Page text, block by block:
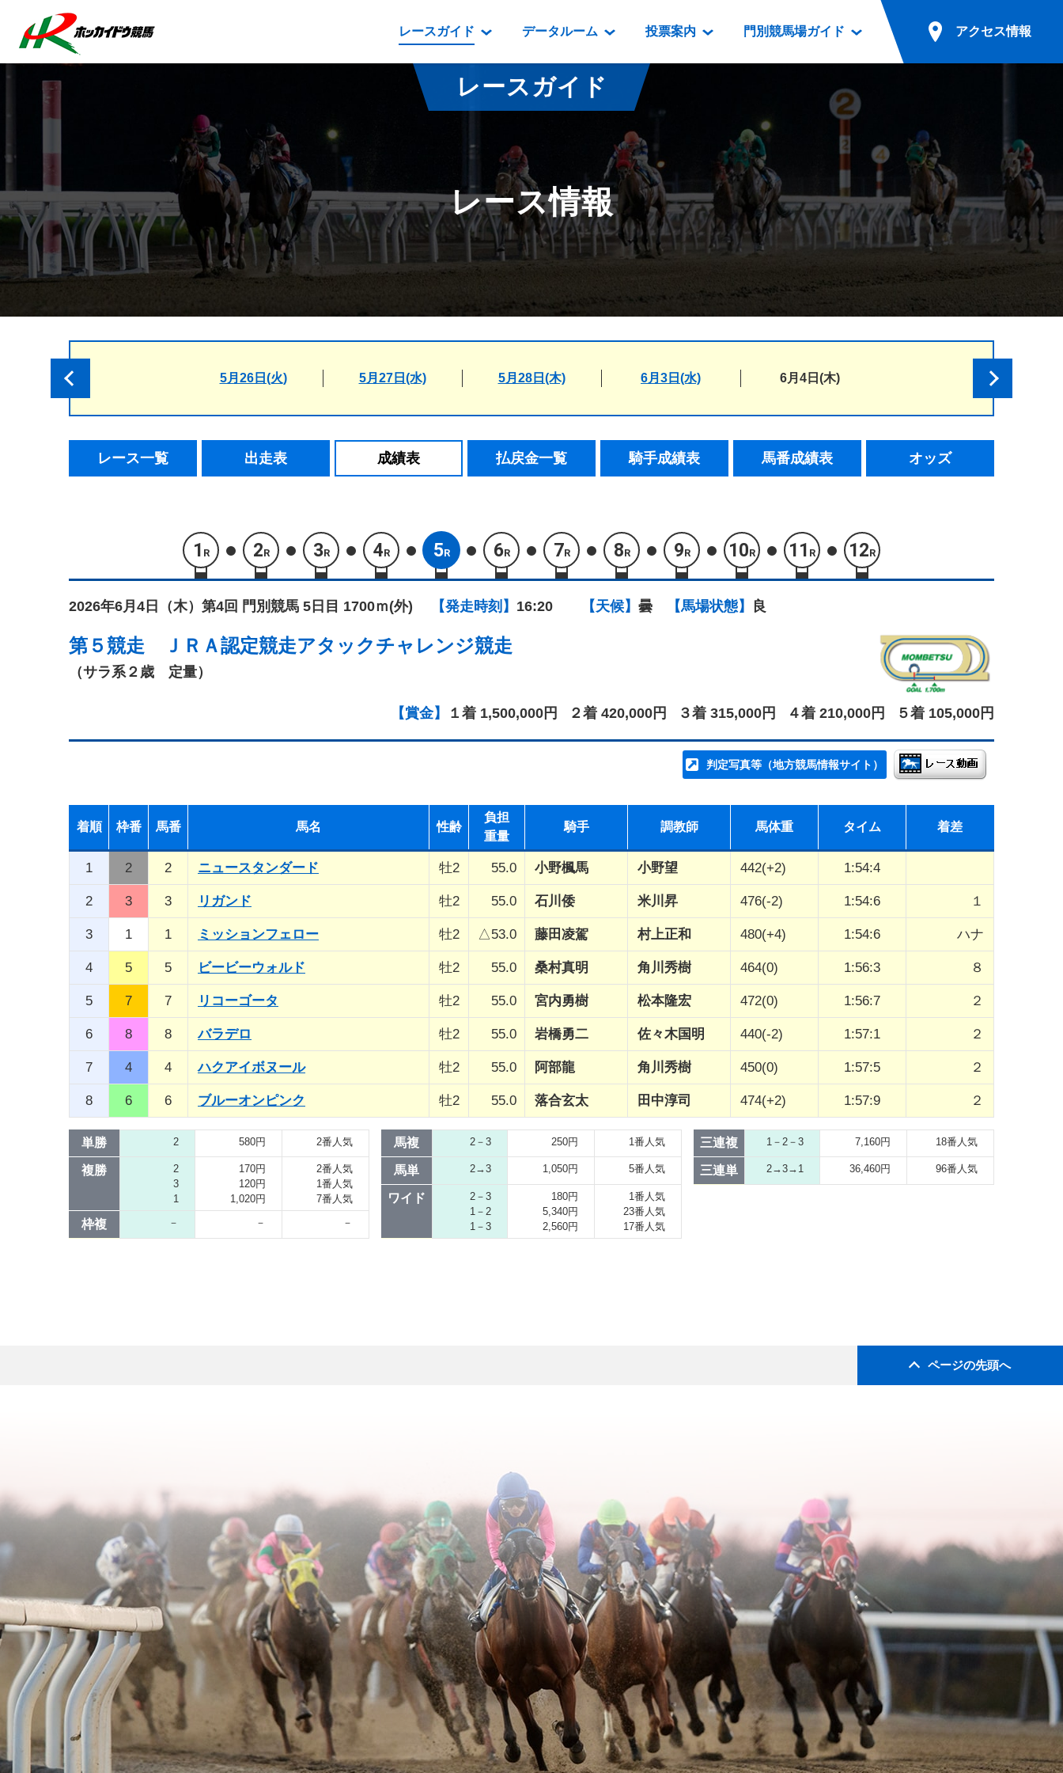
レースガイド
レース情報
払戻金一覧
騎手成績表
馬番成績表
オッズ
番組・級別表ダウンロード
開催カレンダー
重賞競走体系図
スタリオンシリーズ競走
道内の発売情報(PDF)
データルーム
データルーム
騎手・調教師紹介
坂路調教映像
遠征馬情報
番組編成要領
映像コンテンツ
重賞競走VTR
重賞競走参考VTR
レースダイジェスト
新馬ダイジェスト
投票案内
電話・インターネット投票
場外発売所
実況・テレホンサービス
発売・払戻
門別競馬場ガイド
門別競馬場情報
門別競馬場グルメ
とねっこジンギスカン
いずみ食堂
ルンビニフードカフェ
勝馬屋
アクセス情報
無料送迎バスでのご来場
公共の交通機関でのご来場
レースガイド
レース情報
5月26日(火) 5月27日(水) 5月28日(木) 6月3日(水) 6月4日(木)
レース一覧 出走表 成績表 払戻金一覧 騎手成績表 馬番成績表 オッズ
1 R 2R 3R 4R 5R 6R 7R 8R 9R 10R 11 R 12R
2026年6月4日（木） 第4回 門別競馬 5日目 1700ｍ(外) 【発走時刻】 16:20 【天候】 曇 【馬場状態】 良
第５競走 ＪＲＡ認定競走アタックチャレンジ競走
（サラ系２歳 定量）
【賞金】 １着 1,500,000円 ２着 420,000円 ３着 315,000円 ４着 210,000円 ５着 105,000円
判定写真等（地方競馬情報サイト）
着順 枠番 馬番 馬名 性齢
負担
重量
騎手 調教師 馬体重 タイム 着差
1 2 2 ニュースタンダード 牡2 55.0 小野楓馬 小野望 442(+2) 1:54:4
2 3 3 リガンド 牡2 55.0 石川倭 米川昇 476(-2) 1:54:6 １
3 1 1 ミッションフェロー 牡2 △53.0 藤田凌駕 村上正和 480(+4) 1:54:6 ハナ
4 5 5 ビービーウォルド 牡2 55.0 桑村真明 角川秀樹 464(0) 1:56:3 ８
5 7 7 リコーゴータ 牡2 55.0 宮内勇樹 松本隆宏 472(0) 1:56:7 ２
6 8 8 バラデロ 牡2 55.0 岩橋勇二 佐々木国明 440(-2) 1:57:1 ２
7 4 4 ハクアイボヌール 牡2 55.0 阿部龍 角川秀樹 450(0) 1:57:5 ２
8 6 6 ブルーオンピンク 牡2 55.0 落合玄太 田中淳司 474(+2) 1:57:9 ２
単勝 2 580円 2番人気
複勝
2
3
1
170円
120円
1,020円
2番人気
1番人気
7番人気
枠複 － － －
馬複 2－3 250円 1番人気
馬単 2→3 1,050円 5番人気
ワイド
2－3
1－2
1－3
180円
5,340円
2,560円
1番人気
23番人気
17番人気
三連複 1－2－3 7,160円 18番人気
三連単 2→3→1 36,460円 96番人気
ページの先頭へ